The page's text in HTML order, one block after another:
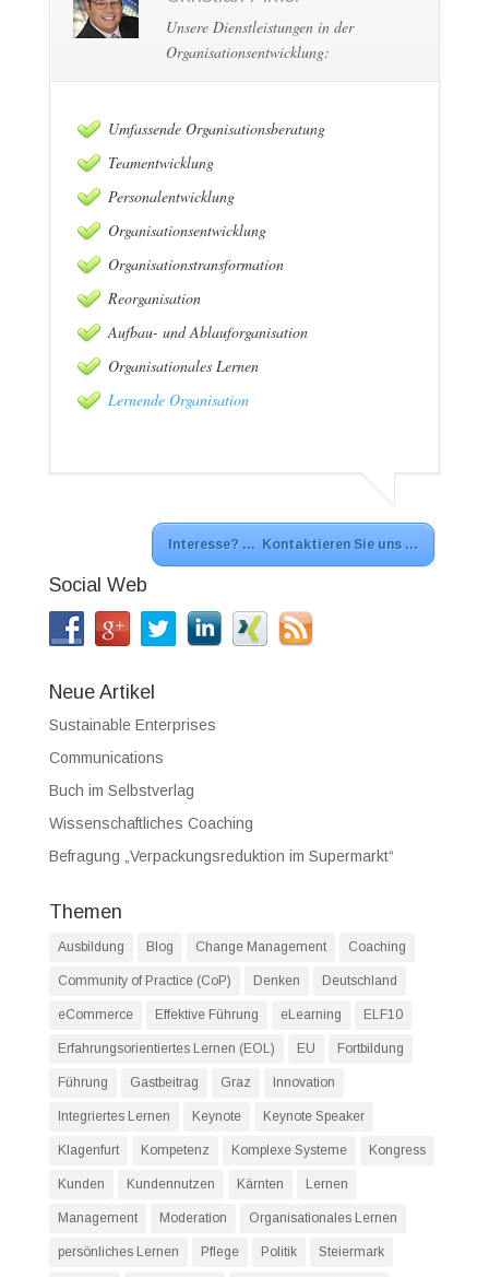
Unsere Dienstleistungen in der
Organisationsentwicklung:
Umfassende Organisationsberatung
Teamentwicklung
Personalentwicklung
Organisationsentwicklung
Organisationstransformation
Reorganisation
Aufbau- und Ablauforganisation
Organisationales Lernen
Lernende Organisation
Interesse? … Kontaktieren Sie uns …
Social Web
Neue Artikel
Sustainable Enterprises
Communications
Buch im Selbstverlag
Wissenschaftliches Coaching
Befragung „Verpackungsreduktion im Supermarkt“
Themen
Ausbildung Blog Change Management Coaching
Community of Practice (CoP) Denken Deutschland
eCommerce Effektive Führung eLearning ELF10
Erfahrungsorientiertes Lernen (EOL) EU Fortbildung
Führung Gastbeitrag Graz Innovation
Integriertes Lernen Keynote Keynote Speaker
Klagenfurt Kompetenz Komplexe Systeme Kongress
Kunden Kundennutzen Kärnten Lernen
Management Moderation Organisationales Lernen
persönliches Lernen Pflege Politik Steiermark